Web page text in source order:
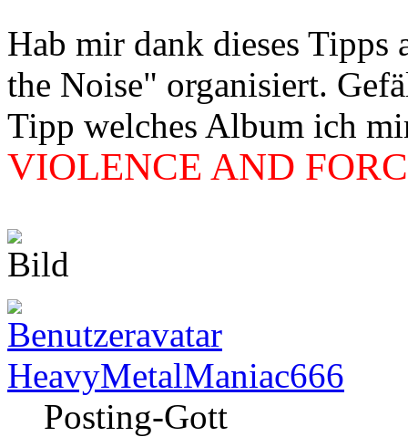
Hab mir dank dieses
the Noise" organisiert.
Tipp welches Album ich
VIOLENCE AND
HeavyMetalManiac666
Posting-Gott